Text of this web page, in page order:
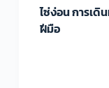
ไซ่ง่อน การเดิ
ฝีมือ